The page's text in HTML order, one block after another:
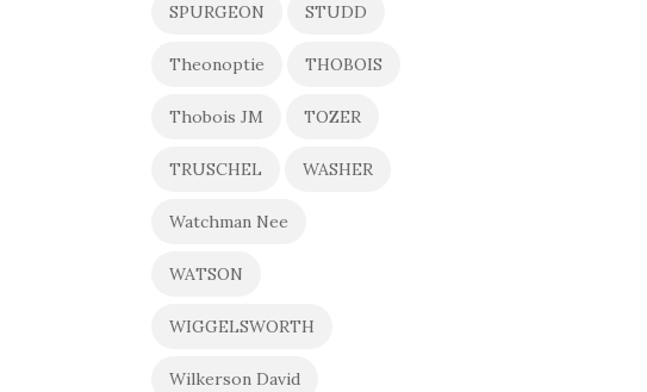
SPURGEON STUDD
Theonoptie THOBOIS
Thobois JM TOZER
TRUSCHEL WASHER
Watchman Nee
WATSON
WIGGELSWORTH
Wilkerson David